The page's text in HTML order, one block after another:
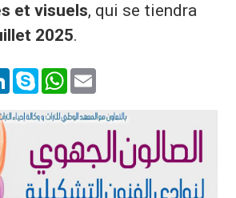
et visuels, qui se tiendra
2025.
LinkedInSkype WhatsApp